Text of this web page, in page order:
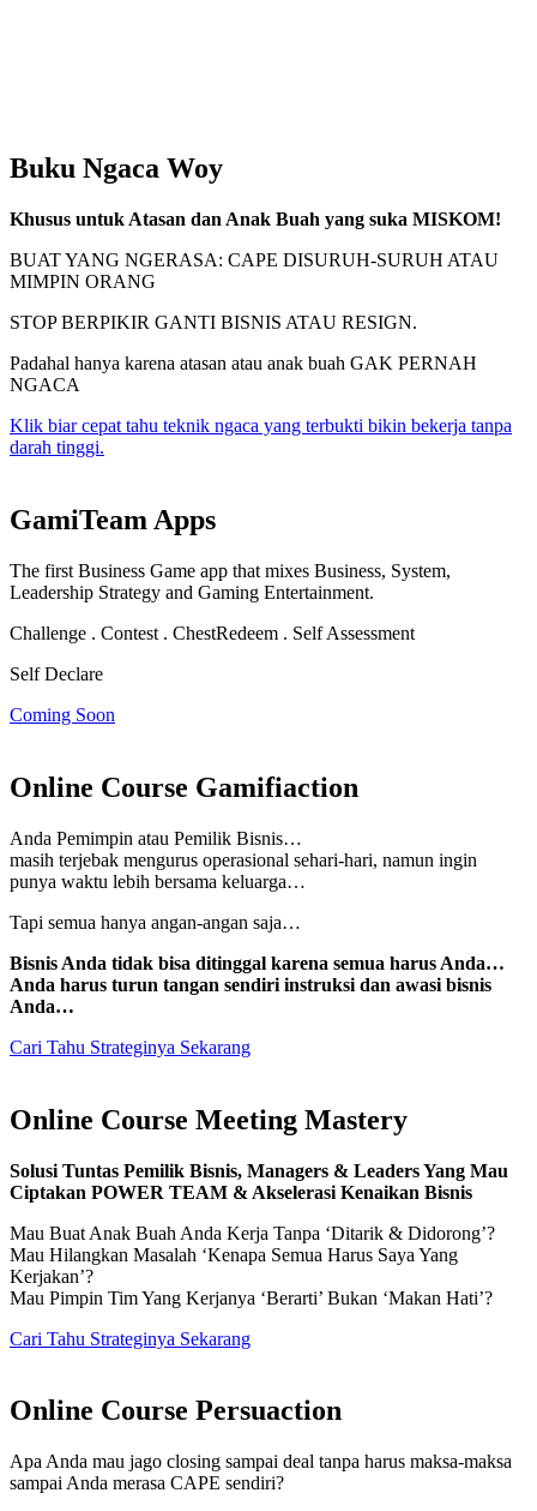
Buku Ngaca Woy
Khusus untuk Atasan dan Anak Buah yang suka MISKOM!
BUAT YANG NGERASA: CAPE DISURUH-SURUH ATAU
MIMPIN ORANG
STOP BERPIKIR GANTI BISNIS ATAU RESIGN.
Padahal hanya karena atasan atau anak buah GAK PERNAH
NGACA
Klik biar cepat tahu teknik ngaca yang terbukti bikin bekerja tanpa
darah tinggi.
GamiTeam Apps
The first Business Game app that mixes Business, System,
Leadership Strategy and Gaming Entertainment.
Challenge . Contest . ChestRedeem . Self Assessment
Self Declare
Coming Soon
Online Course Gamifiaction
Anda Pemimpin atau Pemilik Bisnis…
masih terjebak mengurus operasional sehari-hari, namun ingin
punya waktu lebih bersama keluarga…
Tapi semua hanya angan-angan saja…
Bisnis Anda tidak bisa ditinggal karena semua harus Anda…
Anda harus turun tangan sendiri instruksi dan awasi bisnis
Anda…
Cari Tahu Strateginya Sekarang
Online Course Meeting Mastery
Solusi Tuntas Pemilik Bisnis, Managers & Leaders Yang Mau
Ciptakan POWER TEAM & Akselerasi Kenaikan Bisnis
Mau Buat Anak Buah Anda Kerja Tanpa ‘Ditarik & Didorong’?
Mau Hilangkan Masalah ‘Kenapa Semua Harus Saya Yang
Kerjakan’?
Mau Pimpin Tim Yang Kerjanya ‘Berarti’ Bukan ‘Makan Hati’?
Cari Tahu Strateginya Sekarang
Online Course Persuaction
Apa Anda mau jago closing sampai deal tanpa harus maksa-maksa
sampai Anda merasa CAPE sendiri?